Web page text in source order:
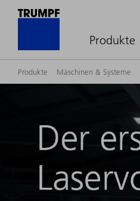
Produkte
Produkte Maschinen & Systeme